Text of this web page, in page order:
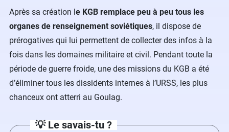
Après sa création le KGB remplace peu à peu tous les
organes de renseignement soviétiques, il dispose de
prérogatives qui lui permettent de collecter des infos à la
fois dans les domaines militaire et civil. Pendant toute la
période de guerre froide, une des missions du KGB a été
d’éliminer tous les dissidents internes à l’URSS, les plus
chanceux ont atterri au Goulag.
💡 Le savais-tu ?